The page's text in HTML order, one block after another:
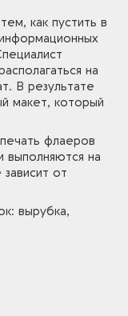
как пустить в
на
В результате
макет, который
флаеров
выполняются на
от
вырубка,